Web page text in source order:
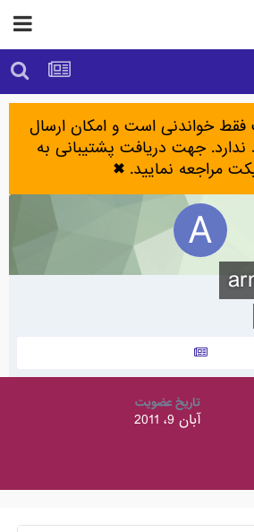
خواندنی است و امکان ارسال
جهت دریافت پشتیبانی به
مراجعه نمایید.✖
تاریخ عضویت
آبان 9، 2011